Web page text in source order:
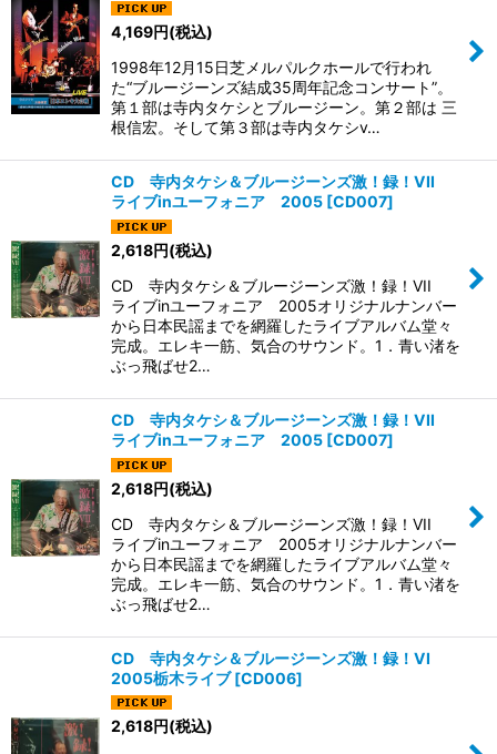
4,169円(税込)
1998年12月15日芝メルパルクホールで行われ
た“ブルージーンズ結成35周年記念コンサート”。
第１部は寺内タケシとブルージーン。第２部は 三
根信宏。そして第３部は寺内タケシv…
CD 寺内タケシ＆ブルージーンズ激！録！VII
ライブinユーフォニア 2005 [CD007]
2,618円(税込)
CD 寺内タケシ＆ブルージーンズ激！録！VII
ライブinユーフォニア 2005オリジナルナンバー
から日本民謡までを網羅したライブアルバム堂々
完成。エレキ一筋、気合のサウンド。1．青い渚を
ぶっ飛ばせ2…
CD 寺内タケシ＆ブルージーンズ激！録！VII
ライブinユーフォニア 2005 [CD007]
2,618円(税込)
CD 寺内タケシ＆ブルージーンズ激！録！VII
ライブinユーフォニア 2005オリジナルナンバー
から日本民謡までを網羅したライブアルバム堂々
完成。エレキ一筋、気合のサウンド。1．青い渚を
ぶっ飛ばせ2…
CD 寺内タケシ＆ブルージーンズ激！録！VI
2005栃木ライブ [CD006]
2,618円(税込)